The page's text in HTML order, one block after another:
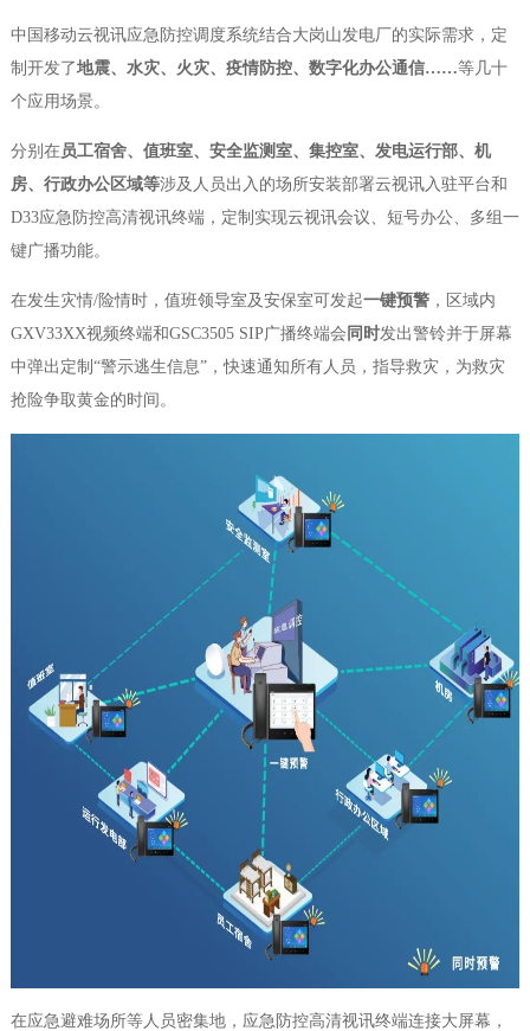
中国移动云视讯应急防控调度系统结合大岗山发电厂的实际需求，定
制开发了地震、水灾、火灾、疫情防控、数字化办公通信……等几十
个应用场景。
分别在员工宿舍、值班室、安全监测室、集控室、发电运行部、机
房、行政办公区域等涉及人员出入的场所安装部署云视讯入驻平台和
D33应急防控高清视讯终端，定制实现云视讯会议、短号办公、多组一
键广播功能。
在发生灾情/险情时，值班领导室及安保室可发起一键预警，区域内
GXV33XX视频终端和GSC3505 SIP广播终端会 同时发出警铃并于屏幕
中弹出定制“警示逃生信息”，快速通知所有人员，指导救灾，为救灾
抢险争取黄金的时间。
在应急避难场所等人员密集地，应急防控高清视讯终端连接大屏幕，